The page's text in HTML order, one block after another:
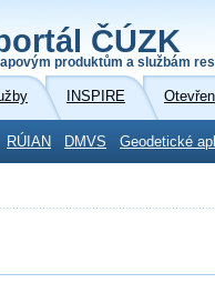
ČÚZK
produktům a službám
INSPIRE
RÚIAN DMVS Geodetické